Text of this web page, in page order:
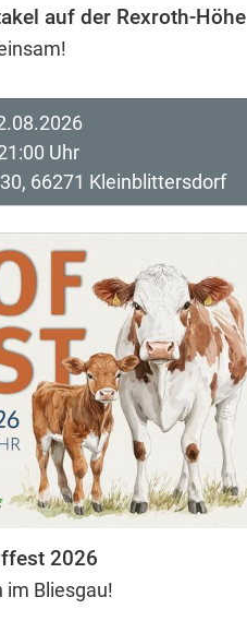
auf der Rexroth-Höhe
Uhr
66271 Kleinblittersdorf
2026
im Bliesgau!